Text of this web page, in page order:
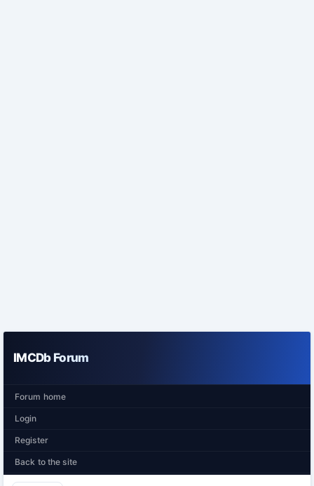
IMCDb Forum
Forum home
Login
Register
Back to the site